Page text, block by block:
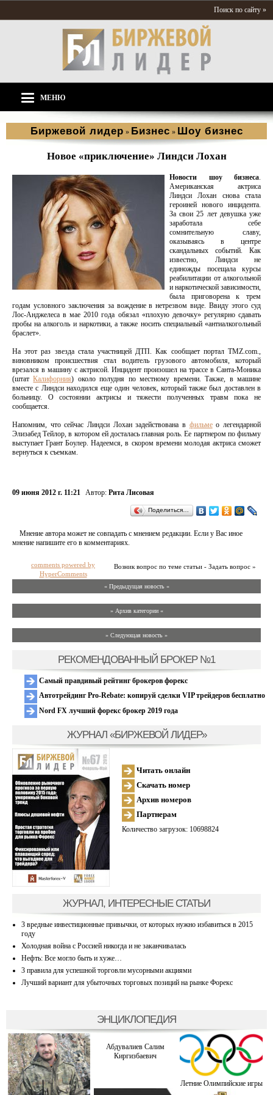
Поиск по сайту »
МЕНЮ
Биржевой лидер » Бизнес » Шоу бизнес
Новое «приключение» Линдси Лохан
Новости шоу бизнеса.
Американская актриса
Линдси Лохан снова стала
героиней нового инцидента.
За свои 25 лет девушка уже
заработала себе
сомнительную славу,
оказываясь в центре
скандальных событий. Как
известно, Линдси не
единожды посещала курсы
реабилитации от алкогольной
и наркотической зависимости,
была приговорена к трем
годам условного заключения за вождение в нетрезвом виде. Ввиду этого суд
Лос-Анджелеса в мае 2010 года обязал «плохую девочку» регулярно сдавать
пробы на алкоголь и наркотики, а также носить специальный «антиалкогольный
браслет».
На этот раз звезда стала участницей ДТП. Как сообщает портал TMZ.com.,
виновником происшествия стал водитель грузового автомобиля, который
врезался в машину с актрисой. Инцидент произошел на трассе в Санта-Моника
(штатКалифорния) около полудня по местному времени. Также, в машине
вместе с Линдси находился еще один человек, который также был доставлен в
больницу. О состоянии актрисы и тяжести полученных травм пока не
сообщается.
Напомним, что сейчас Линдси Лохан задействована в фильмео легендарной
Элизабед Тейлор, в котором ей досталась главная роль. Ее партнером по фильму
выступает Грант Боулер. Надеемся, в скором времени молодая актриса сможет
вернуться к съемкам.
09 июня 2012 г. 11:21 Автор: Рита Лисовая
Поделиться…
Мнение автора может не совпадать с мнением редакции. Если у Вас иное
мнение напишите его в комментариях.
Возник вопрос по теме статьи - Задать вопрос »
comments powered by
HyperComments
« Предыдущая новость «
» Архив категории «
» Следующая новость »
РЕКОМЕНДОВАННЫЙ БРОКЕР №1
Самый правдивый рейтинг брокеров форекс
Автотрейдинг Pro-Rebate: копируй сделки VIP трейдеров бесплатно
Nord FX лучший форекс брокер 2019 года
ЖУРНАЛ «БИРЖЕВОЙ ЛИДЕР»
Читать онлайн
Скачать номер
Архив номеров
Партнерам
Количество загрузок: 10698824
ЖУРНАЛ, ИНТЕРЕСНЫЕ СТАТЬИ
3 вредные инвестиционные привычки, от которых нужно избавиться в 2015
году
Холодная война с Россией никогда и не заканчивалась
Нефть: Все могло быть и хуже…
3 правила для успешной торговли мусорными акциями
Лучший вариант для убыточных торговых позиций на рынке Форекс
ЭНЦИКЛОПЕДИЯ
Абдувалиев Салим
Киргизбаевич
Летние Олимпийские игры